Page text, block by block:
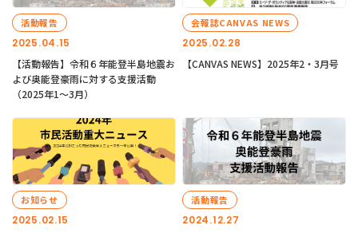
2025.04.15
活動報告
【活動報告】令和６年能登半島地震お
よび奥能登豪雨に対する支援活動
（2025年1〜3月）
2025.02.28
会報誌CANVAS NEWS
【CANVAS NEWS】2025年2・3月号
2025.02.15
お知らせ
2024.12.27
活動報告